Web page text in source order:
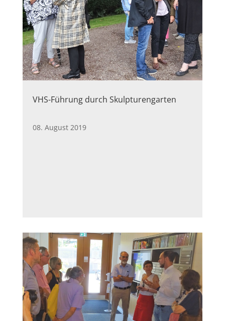
VHS-Führung durch Skulpturengarten
08. August 2019